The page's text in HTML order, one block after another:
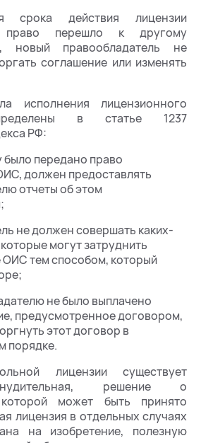
действия лицензии
право перешло к другому
новый правообладатель не
соглашение или изменять
исполнения лицензионного
в статье 1237
РФ:
было передано право
должен предоставлять
отчеты об этом
не должен совершать каких-
могут затруднить
ОИС тем способом, который
не было выплачено
предусмотренное договором,
этот договор в
порядке.
лицензии существует
решение о
которой может быть принято
лицензия в отдельных случаях
на изобретение, полезную